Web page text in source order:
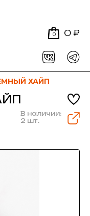
0 0 ₽
ХАЙП
В наличии:
2 шт.